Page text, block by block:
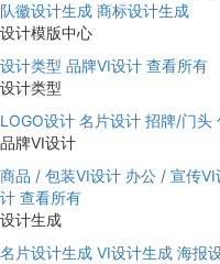
队徽设计生成 商标设计生成
设计模版中心
设计类型 品牌VI设计 查看所有
设计类型
LOGO设计 名片设计 招牌/门头
品牌VI设计
商品 / 包装VI设计 办公 / 宣传VI
计 查看所有
设计生成
名片设计生成 VI设计生成 海报